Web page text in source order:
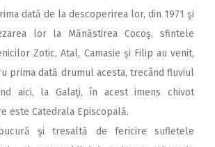
dată de la descoperirea lor, din 1971 şi
lor la Mănăstirea Cocoş, sfintele
Zotic, Atal, Camasie şi Filip au venit,
prima dată drumul acesta, trecând fluviul
aici, la Galaţi, în acest imens chivot
este Catedrala Episcopală.
şi tresaltă de fericire sufletele